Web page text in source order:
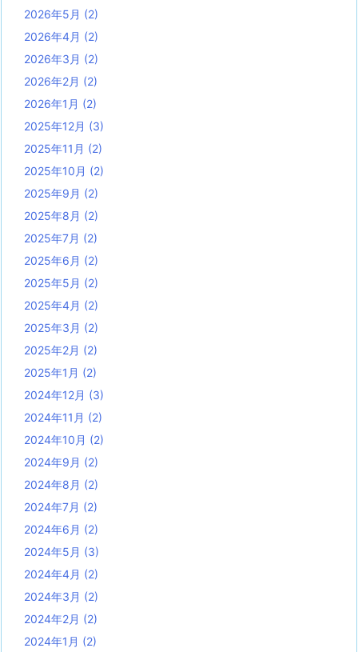
2026年5月 (2)
2026年4月 (2)
2026年3月 (2)
2026年2月 (2)
2026年1月 (2)
2025年12月 (3)
2025年11月 (2)
2025年10月 (2)
2025年9月 (2)
2025年8月 (2)
2025年7月 (2)
2025年6月 (2)
2025年5月 (2)
2025年4月 (2)
2025年3月 (2)
2025年2月 (2)
2025年1月 (2)
2024年12月 (3)
2024年11月 (2)
2024年10月 (2)
2024年9月 (2)
2024年8月 (2)
2024年7月 (2)
2024年6月 (2)
2024年5月 (3)
2024年4月 (2)
2024年3月 (2)
2024年2月 (2)
2024年1月 (2)